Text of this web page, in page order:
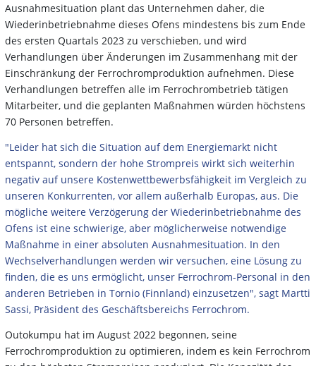
Ausnahmesituation plant das Unternehmen daher, die
Wiederinbetriebnahme dieses Ofens mindestens bis zum Ende
des ersten Quartals 2023 zu verschieben, und wird
Verhandlungen über Änderungen im Zusammenhang mit der
Einschränkung der Ferrochromproduktion aufnehmen. Diese
Verhandlungen betreffen alle im Ferrochrombetrieb tätigen
Mitarbeiter, und die geplanten Maßnahmen würden höchstens
70 Personen betreffen.
"Leider hat sich die Situation auf dem Energiemarkt nicht
entspannt, sondern der hohe Strompreis wirkt sich weiterhin
negativ auf unsere Kostenwettbewerbsfähigkeit im Vergleich zu
unseren Konkurrenten, vor allem außerhalb Europas, aus. Die
mögliche weitere Verzögerung der Wiederinbetriebnahme des
Ofens ist eine schwierige, aber möglicherweise notwendige
Maßnahme in einer absoluten Ausnahmesituation. In den
Wechselverhandlungen werden wir versuchen, eine Lösung zu
finden, die es uns ermöglicht, unser Ferrochrom-Personal in den
anderen Betrieben in Tornio (Finnland) einzusetzen", sagt Martti
Sassi, Präsident des Geschäftsbereichs Ferrochrom.
Outokumpu hat im August 2022 begonnen, seine
Ferrochromproduktion zu optimieren, indem es kein Ferrochrom